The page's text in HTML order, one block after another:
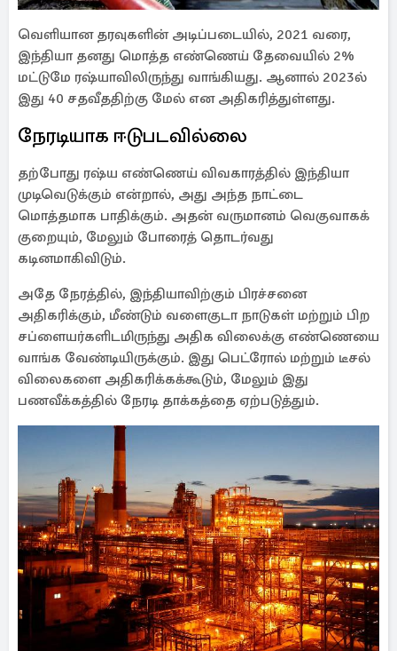
வெளியான தரவுகளின் அடிப்படையில், 2021 வரை,
இந்தியா தனது மொத்த எண்ணெய் தேவையில் 2%
மட்டுமே ரஷ்யாவிலிருந்து வாங்கியது. ஆனால் 2023ல்
இது 40 சதவீததிற்கு மேல் என அதிகரித்துள்ளது.
நேரடியாக ஈடுபடவில்லை
தற்போது ரஷ்ய எண்ணெய் விவகாரத்தில் இந்தியா
முடிவெடுக்கும் என்றால், அது அந்த நாட்டை
மொத்தமாக பாதிக்கும். அதன் வருமானம் வெகுவாகக்
குறையும், மேலும் போரைத் தொடர்வது
கடினமாகிவிடும்.
அதே நேரத்தில், இந்தியாவிற்கும் பிரச்சனை
அதிகரிக்கும், மீண்டும் வளைகுடா நாடுகள் மற்றும் பிற
சப்ளையர்களிடமிருந்து அதிக விலைக்கு எண்ணெயை
வாங்க வேண்டியிருக்கும். இது பெட்ரோல் மற்றும் டீசல்
விலைகளை அதிகரிக்கக்கூடும், மேலும் இது
பணவீக்கத்தில் நேரடி தாக்கத்தை ஏற்படுத்தும்.